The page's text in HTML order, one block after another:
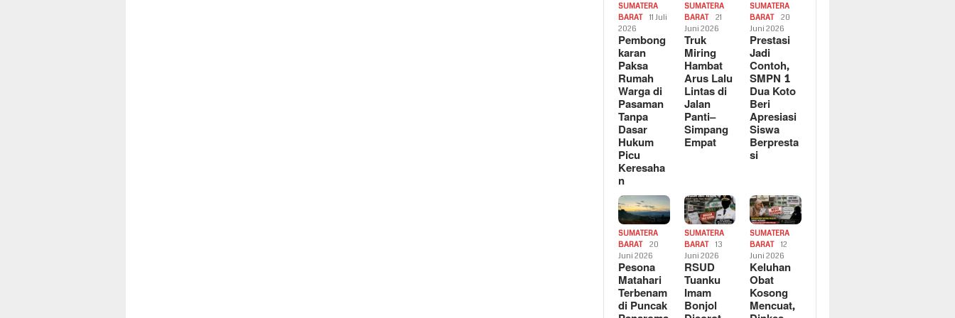
SUMATERA
BARAT
11 Juli
2026
Pembong
karan
Paksa
Rumah
Warga di
Pasaman
Tanpa
Dasar
Hukum
Picu
Keresaha
n
SUMATERA
BARAT
21
Juni 2026
Truk
Miring
Hambat
Arus Lalu
Lintas di
Jalan
Panti–
Simpang
Empat
SUMATERA
BARAT
20
Juni 2026
Prestasi
Jadi
Contoh,
SMPN 1
Dua Koto
Beri
Apresiasi
Siswa
Berpresta
si
SUMATERA
BARAT
20
Juni 2026
Pesona
Matahari
Terbenam
di Puncak
SUMATERA
BARAT
13
Juni 2026
RSUD
Tuanku
Imam
Bonjol
SUMATERA
BARAT
12
Juni 2026
Keluhan
Obat
Kosong
Mencuat,